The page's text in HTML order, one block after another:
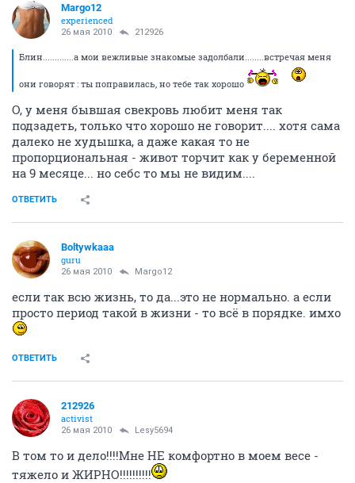
Margo12
experienced
26 мая 2010 212926
Блин.............а мои вежливые знакомые задолбали........встречая меня
они говорят : ты поправилась, но тебе так хорошо
О, у меня бывшая свекровь любит меня так
подзадеть, только что хорошо не говорит.... хотя сама
далеко не худышка, а даже какая то не
пропорциональная - живот торчит как у беременной
на 9 месяце... но себс то мы не видим....
ОТВЕТИТЬ
Boltywkaaa
guru
26 мая 2010 Margo12
если так всю жизнь, то да...это не нормально. а если
просто период такой в жизни - то всё в порядке. имхо
ОТВЕТИТЬ
212926
activist
26 мая 2010 Lesy5694
В том то и дело!!!!Мне НЕ комфортно в моем весе -
тяжело и ЖИРНО!!!!!!!!!!